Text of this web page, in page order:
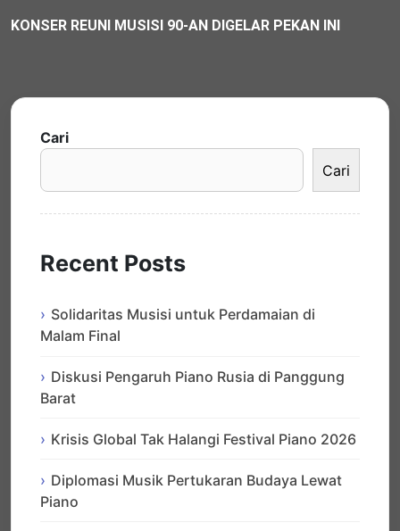
KONSER REUNI MUSISI 90-AN DIGELAR PEKAN INI
Cari
Cari
Recent Posts
Solidaritas Musisi untuk Perdamaian di
Malam Final
Diskusi Pengaruh Piano Rusia di Panggung
Barat
Krisis Global Tak Halangi Festival Piano 2026
Diplomasi Musik Pertukaran Budaya Lewat
Piano